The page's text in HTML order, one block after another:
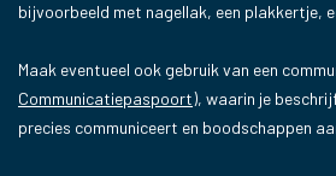
bijvoorbeeld met nagellak, een plakkertje,
Maak eventueel ook gebruik van een
Communicatiepaspoort), waarin je
precies communiceert en boodschappen